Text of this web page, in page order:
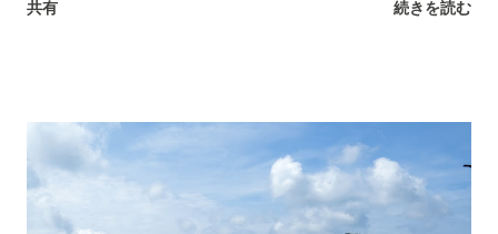
多いかもしれません。 私は日々の喧騒から癒しを求め静かな場
れよう。 今日はこの辺で。 訪れた日 2016年 6月12日
共有 続きを読む